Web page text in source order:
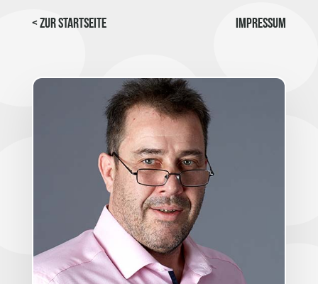
< Zur Startseite Impressum